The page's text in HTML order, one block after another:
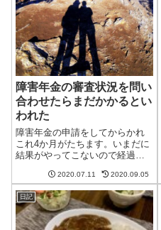
障害年金の審査状況を問い
合わせたらまだかかるとい
われた
障害年金の申請をしてからかれ
これ4か月がたちます。いまだに
結果がやってこないので経過を
がらまだ審査には時間がかかる
とのこと。いつになるのやら。
これまでの経過はこちら:審査状
況の問い合わせ専用番号が用意
されている実...
2020.07.11 2020.09.05
日記